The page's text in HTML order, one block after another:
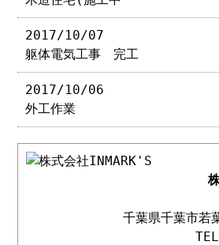
2017/10/07
躯体電気工事 完工
2017/10/06
外工作業
千葉県千葉市